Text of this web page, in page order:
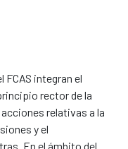
integran el
rector de la
relativas a la
y el
En el ámbito del